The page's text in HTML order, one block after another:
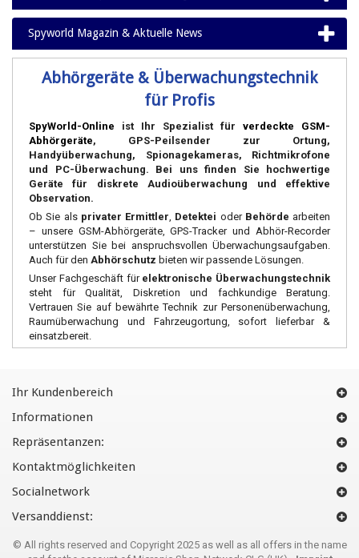
Spyworld Magazin & Aktuelle News
Abhörgeräte & Überwachungstechnik
für Profis
SpyWorld-Online ist Ihr Spezialist für verdeckte GSM-
Abhörgeräte, GPS-Peilsender zur Ortung,
Handyüberwachung, Spionagekameras, Richtmikrofone
und PC-Überwachung. Bei uns finden Sie hochwertige
Geräte für diskrete Audioüberwachung und effektive
Observation.
Ob Sie als privater Ermittler, Detektei oder Behörde arbeiten
– unsere GSM-Abhörgeräte, GPS-Tracker und Abhör-Recorder
unterstützen Sie bei anspruchsvollen Überwachungsaufgaben.
Auch für den Abhörschutz bieten wir passende Lösungen.
Unser Fachgeschäft für elektronische Überwachungstechnik
steht für Qualität, Diskretion und fachkundige Beratung.
Vertrauen Sie auf bewährte Technik zur Personenüberwachung,
Raumüberwachung und Fahrzeugortung, sofort lieferbar &
einsatzbereit.
Ihr Kundenbereich
Informationen
Repräsentanzen:
Kontaktmöglichkeiten
Socialnetwork
Versanddienst:
© All rights reserved and Copyright 2025 as well as all offers in the name